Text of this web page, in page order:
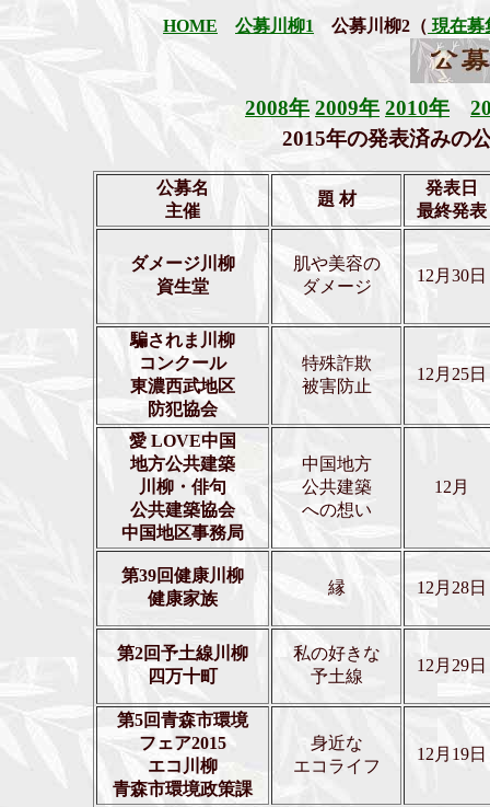
HOME 公募川柳1 公募川柳2（ 現在募
2008年 2009年 2010年
2015年の発表済みの公募川柳
公募名
主催
題 材
発表日
最終発表
ダメージ川柳
資生堂
肌や美容の
ダメージ
12月30日
騙されま川柳
コンクール
東濃西武地区
防犯協会
特殊詐欺
被害防止
12月25日
愛 LOVE中国
地方公共建築
川柳・俳句
公共建築協会
中国地区事務局
中国地方
公共建築
への想い
12月
第39回健康川柳
健康家族
縁 12月28日
第2回予土線川柳
四万十町
私の好きな
予土線
12月29日
第5回青森市環境
フェア2015
エコ川柳
青森市環境政策課
身近な
エコライフ
12月19日